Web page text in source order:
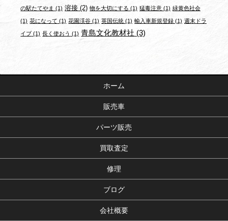
の駅たてやま (1) 溶接 (2) 物を大切にする (1) 猛毒注意 (1) 緑黄色社会
(1) 花になって (1) 花園渓谷 (1) 英国伝統 (1) 輸入車新規登録(1) 週末ドラ
イブ (1) 長く使おう (1) 青島文化教材社 (3)
ホーム
販売車
パーツ販売
買取査定
修理
ブログ
会社概要